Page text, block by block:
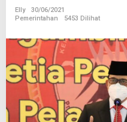
Elly
30/06/2021
Pemerintahan
5453 Dilihat